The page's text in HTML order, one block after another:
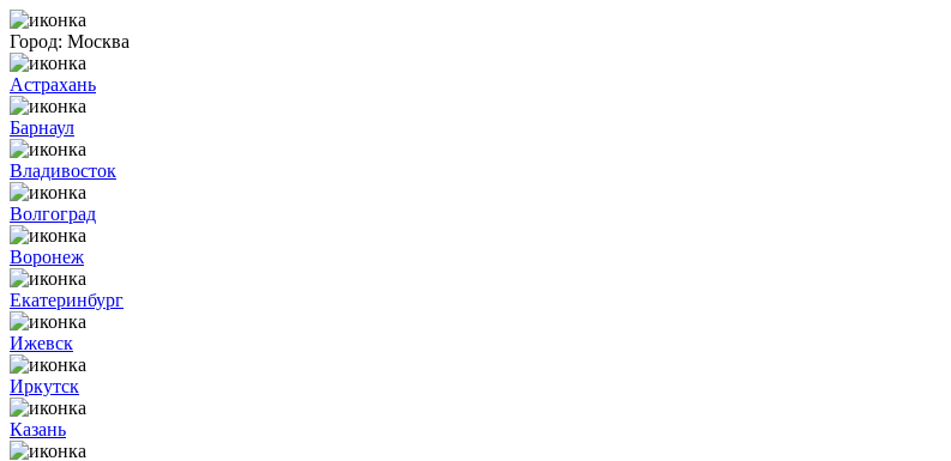
Город: Москва
Астрахань
Барнаул
Владивосток
Волгоград
Воронеж
Екатеринбург
Ижевск
Иркутск
Казань